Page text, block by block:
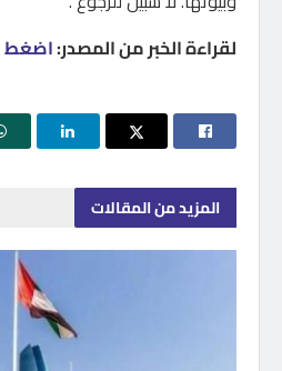
لقراءة الخبر من المصدر:اضغط
المزيدمن المقالات